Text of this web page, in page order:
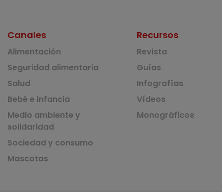
Canales
Alimentación
Seguridad alimentaria
Salud
Bebé e infancia
Medio ambiente y
solidaridad
Sociedad y consumo
Mascotas
Recursos
Revista
Guías
Infografías
Vídeos
Monográficos